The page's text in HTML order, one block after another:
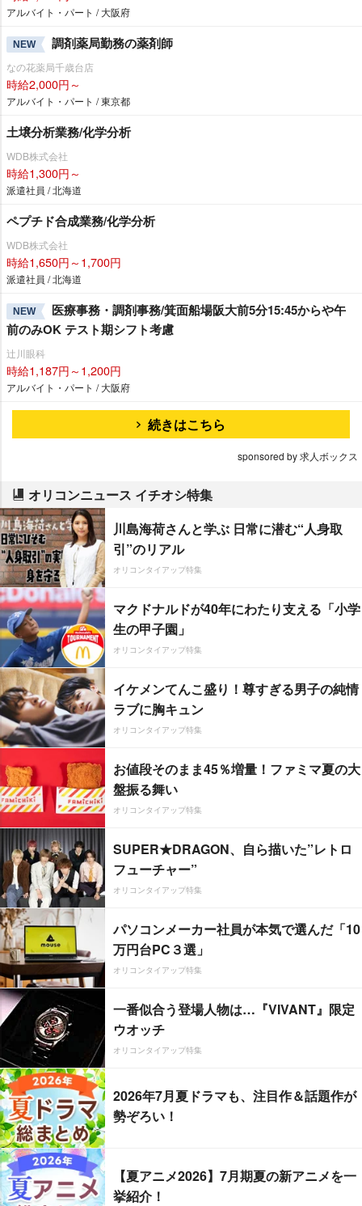
アルバイト・パート / 大阪府
NEW 調剤薬局勤務の薬剤師
なの花薬局千歳台店
時給2,000円～
アルバイト・パート / 東京都
土壌分析業務/化学分析
WDB株式会社
時給1,300円～
派遣社員 / 北海道
ペプチド合成業務/化学分析
WDB株式会社
時給1,650円～1,700円
派遣社員 / 北海道
NEW
医療事務・調剤事務/箕面船場阪大前5分15:45からや午
前のみOK テスト期シフト考慮
辻川眼科
時給1,187円～1,200円
アルバイト・パート / 大阪府
続きはこちら
sponsored by 求人ボックス
オリコンニュース イチオシ特集
川島海荷さんと学ぶ 日常に潜む“人身取
引”のリアル
オリコンタイアップ特集
マクドナルドが40年にわたり支える「小学
生の甲子園」
オリコンタイアップ特集
イケメンてんこ盛り！尊すぎる男子の純情
ラブに胸キュン
オリコンタイアップ特集
お値段そのまま45％増量！ファミマ夏の大
盤振る舞い
オリコンタイアップ特集
SUPER★DRAGON、自ら描いた”レトロ
フューチャー”
オリコンタイアップ特集
パソコンメーカー社員が本気で選んだ「10
万円台PC３選」
オリコンタイアップ特集
一番似合う登場人物は…『VIVANT』限定
ウオッチ
オリコンタイアップ特集
2026年7月夏ドラマも、注目作＆話題作が
勢ぞろい！
【夏アニメ2026】7月期夏の新アニメを一
挙紹介！